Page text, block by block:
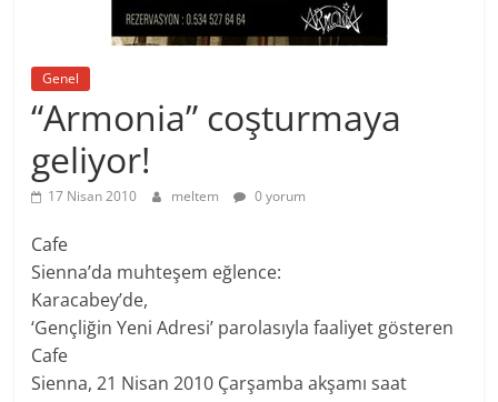
Genel
“Armonia” coşturmaya
geliyor!
17 Nisan 2010 meltem 0 yorum
Cafe
Sienna’da muhteşem eğlence:
Karacabey’de,
‘Gençliğin Yeni Adresi’ parolasıyla faaliyet gösteren
Cafe
Sienna, 21 Nisan 2010 Çarşamba akşamı saat